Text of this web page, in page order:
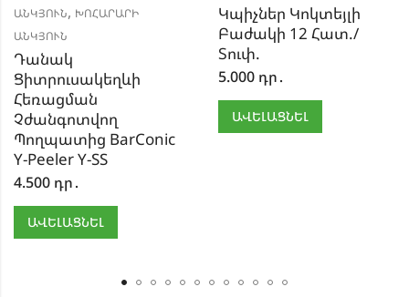
ԱՆԿՅՈՒՆ, ԽՈՀԱՐԱՐԻ
ԱՆԿՅՈՒՆ
Դանակ
Ցիտրուսակեղևի
Հեռացման
Չժանգոտվող
Պողպատից BarConic
Y-Peeler Y-SS
4.500 դր․
ԱՎԵԼԱՑՆԵԼ
Կպիչներ Կոկտեյլի
Բաժակի 12 Հատ./
Տուփ.
5.000 դր․
ԱՎԵԼԱՑՆԵԼ